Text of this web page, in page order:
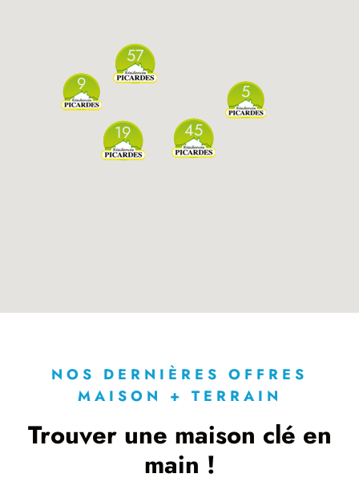
45
19
9
57
5
NOS DERNIÈRES OFFRES
MAISON + TERRAIN
Trouver une maison clé en
main !